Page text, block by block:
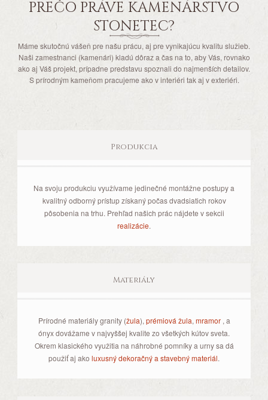
PREČO PRÁVE KAMENÁRSTVO
STONETEC?
Máme skutočnú vášeň pre našu prácu, aj pre vynikajúcu kvalitu služieb.
Naši zamestnanci (kamenári) kladú dôraz a čas na to, aby Vás, rovnako
ako aj Váš projekt, prípadne predstavu spoznali do najmenších detailov.
S prírodným kameňom pracujeme ako v interiéri tak aj v exteriéri.
Produkcia
Na svoju produkciu využívame jedinečné montážne postupy a
kvalitný odborný prístup získaný počas dvadsiatich rokov
pôsobenia na trhu. Prehľad našich prác nájdete v sekcii
realizácie.
Materiály
Prírodné materiály granity (žula),prémiová žula,mramor, a
ónyx dovážame v najvyššej kvalite zo všetkých kútov sveta.
Okrem klasického využitia na náhrobné pomníky a urny sa dá
použiť aj ako luxusný dekoračný a stavebný materiál.